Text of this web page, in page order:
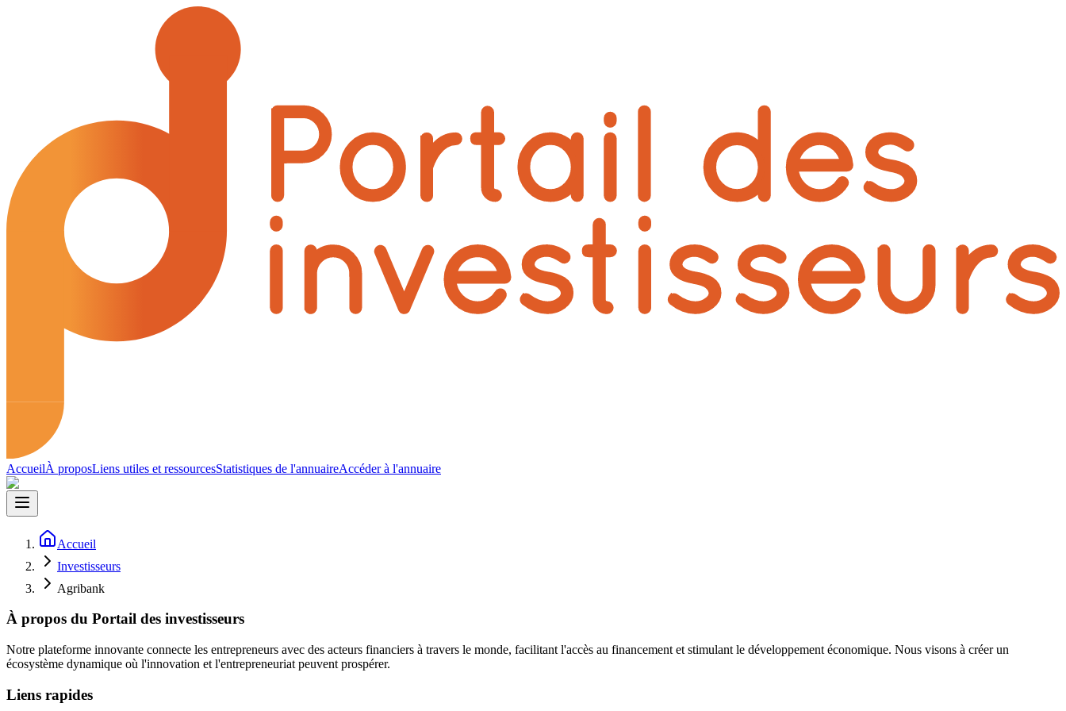
AccueilÀ proposLiens utiles et ressourcesStatistiques de l'annuaireAccéder à l'annuaire
Accueil
Investisseurs
Agribank
À propos du Portail des investisseurs
Notre plateforme innovante connecte les entrepreneurs avec des acteurs financiers à travers le monde, facilitant l'accès au financement et stimulant le développement économique. Nous visons à créer un
écosystème dynamique où l'innovation et l'entrepreneuriat peuvent prospérer.
Liens rapides